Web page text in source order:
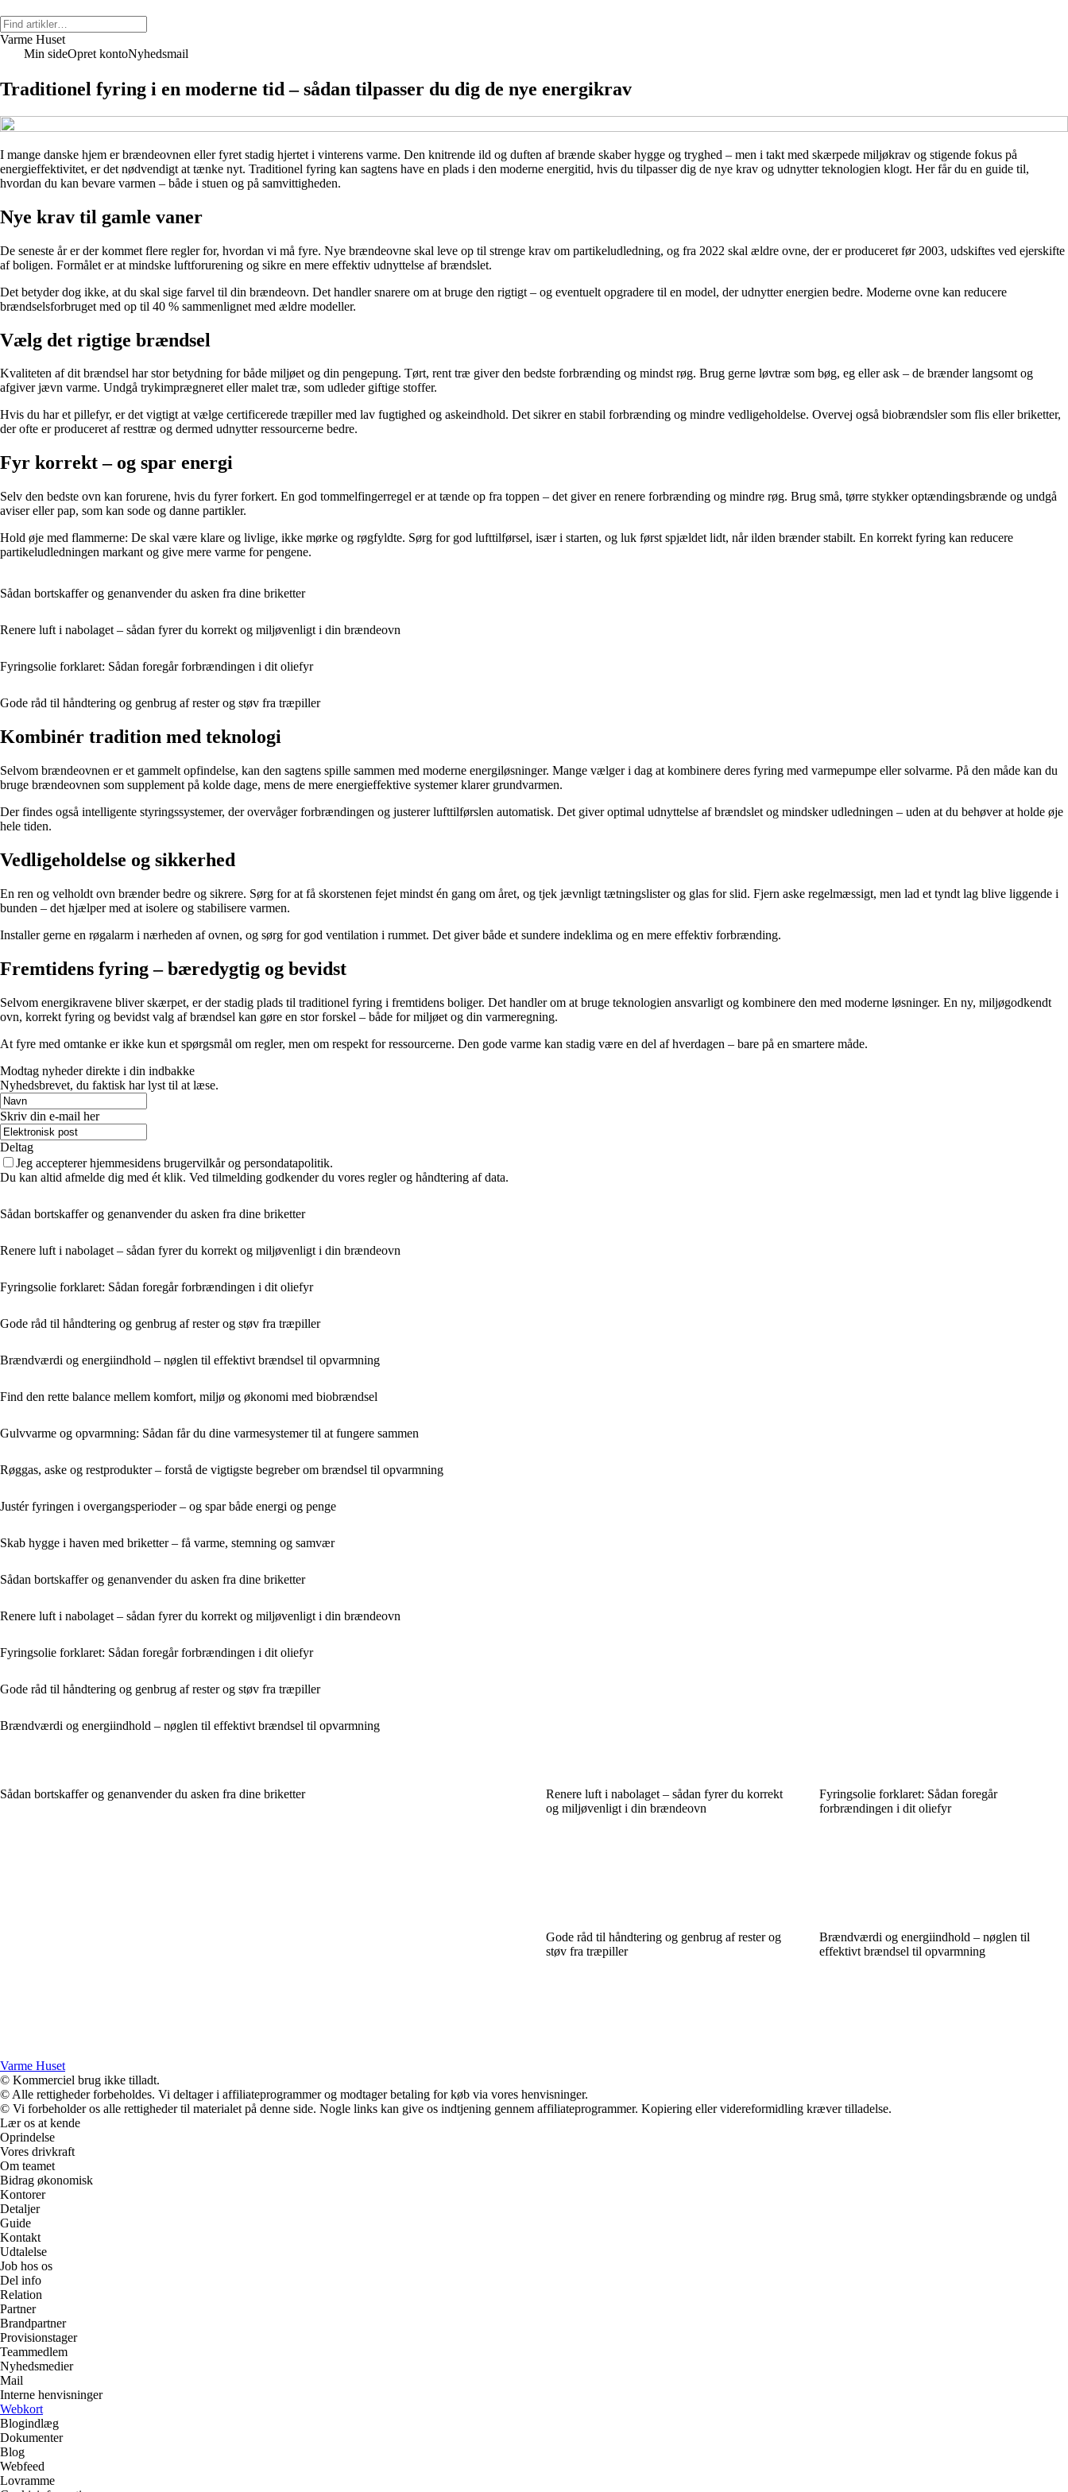
Varme Huset
Min sideOpret kontoNyhedsmail
Traditionel fyring i en moderne tid – sådan tilpasser du dig de nye energikrav
I mange danske hjem er brændeovnen eller fyret stadig hjertet i vinterens varme. Den knitrende ild og duften af brænde skaber hygge og tryghed – men i takt med skærpede miljøkrav og stigende fokus på
energieffektivitet, er det nødvendigt at tænke nyt. Traditionel fyring kan sagtens have en plads i den moderne energitid, hvis du tilpasser dig de nye krav og udnytter teknologien klogt. Her får du en guide til,
hvordan du kan bevare varmen – både i stuen og på samvittigheden.
Nye krav til gamle vaner
De seneste år er der kommet flere regler for, hvordan vi må fyre. Nye brændeovne skal leve op til strenge krav om partikeludledning, og fra 2022 skal ældre ovne, der er produceret før 2003, udskiftes ved ejerskifte
af boligen. Formålet er at mindske luftforurening og sikre en mere effektiv udnyttelse af brændslet.
Det betyder dog ikke, at du skal sige farvel til din brændeovn. Det handler snarere om at bruge den rigtigt – og eventuelt opgradere til en model, der udnytter energien bedre. Moderne ovne kan reducere
brændselsforbruget med op til 40 % sammenlignet med ældre modeller.
Vælg det rigtige brændsel
Kvaliteten af dit brændsel har stor betydning for både miljøet og din pengepung. Tørt, rent træ giver den bedste forbrænding og mindst røg. Brug gerne løvtræ som bøg, eg eller ask – de brænder langsomt og
afgiver jævn varme. Undgå trykimprægneret eller malet træ, som udleder giftige stoffer.
Hvis du har et pillefyr, er det vigtigt at vælge certificerede træpiller med lav fugtighed og askeindhold. Det sikrer en stabil forbrænding og mindre vedligeholdelse. Overvej også biobrændsler som flis eller briketter,
der ofte er produceret af resttræ og dermed udnytter ressourcerne bedre.
Fyr korrekt – og spar energi
Selv den bedste ovn kan forurene, hvis du fyrer forkert. En god tommelfingerregel er at tænde op fra toppen – det giver en renere forbrænding og mindre røg. Brug små, tørre stykker optændingsbrænde og undgå
aviser eller pap, som kan sode og danne partikler.
Hold øje med flammerne: De skal være klare og livlige, ikke mørke og røgfyldte. Sørg for god lufttilførsel, især i starten, og luk først spjældet lidt, når ilden brænder stabilt. En korrekt fyring kan reducere
partikeludledningen markant og give mere varme for pengene.
Sådan bortskaffer og genanvender du asken fra dine briketter
Renere luft i nabolaget – sådan fyrer du korrekt og miljøvenligt i din brændeovn
Fyringsolie forklaret: Sådan foregår forbrændingen i dit oliefyr
Gode råd til håndtering og genbrug af rester og støv fra træpiller
Kombinér tradition med teknologi
Selvom brændeovnen er et gammelt opfindelse, kan den sagtens spille sammen med moderne energiløsninger. Mange vælger i dag at kombinere deres fyring med varmepumpe eller solvarme. På den måde kan du
bruge brændeovnen som supplement på kolde dage, mens de mere energieffektive systemer klarer grundvarmen.
Der findes også intelligente styringssystemer, der overvåger forbrændingen og justerer lufttilførslen automatisk. Det giver optimal udnyttelse af brændslet og mindsker udledningen – uden at du behøver at holde øje
hele tiden.
Vedligeholdelse og sikkerhed
En ren og velholdt ovn brænder bedre og sikrere. Sørg for at få skorstenen fejet mindst én gang om året, og tjek jævnligt tætningslister og glas for slid. Fjern aske regelmæssigt, men lad et tyndt lag blive liggende i
bunden – det hjælper med at isolere og stabilisere varmen.
Installer gerne en røgalarm i nærheden af ovnen, og sørg for god ventilation i rummet. Det giver både et sundere indeklima og en mere effektiv forbrænding.
Fremtidens fyring – bæredygtig og bevidst
Selvom energikravene bliver skærpet, er der stadig plads til traditionel fyring i fremtidens boliger. Det handler om at bruge teknologien ansvarligt og kombinere den med moderne løsninger. En ny, miljøgodkendt
ovn, korrekt fyring og bevidst valg af brændsel kan gøre en stor forskel – både for miljøet og din varmeregning.
At fyre med omtanke er ikke kun et spørgsmål om regler, men om respekt for ressourcerne. Den gode varme kan stadig være en del af hverdagen – bare på en smartere måde.
Modtag nyheder direkte i din indbakke
Nyhedsbrevet, du faktisk har lyst til at læse.
Skriv din e-mail her
Deltag
Jeg accepterer hjemmesidens brugervilkår og persondatapolitik.
Du kan altid afmelde dig med ét klik. Ved tilmelding godkender du vores regler og håndtering af data.
Sådan bortskaffer og genanvender du asken fra dine briketter
Renere luft i nabolaget – sådan fyrer du korrekt og miljøvenligt i din brændeovn
Fyringsolie forklaret: Sådan foregår forbrændingen i dit oliefyr
Gode råd til håndtering og genbrug af rester og støv fra træpiller
Brændværdi og energiindhold – nøglen til effektivt brændsel til opvarmning
Find den rette balance mellem komfort, miljø og økonomi med biobrændsel
Gulvvarme og opvarmning: Sådan får du dine varmesystemer til at fungere sammen
Røggas, aske og restprodukter – forstå de vigtigste begreber om brændsel til opvarmning
Justér fyringen i overgangsperioder – og spar både energi og penge
Skab hygge i haven med briketter – få varme, stemning og samvær
Sådan bortskaffer og genanvender du asken fra dine briketter
Renere luft i nabolaget – sådan fyrer du korrekt og miljøvenligt i din brændeovn
Fyringsolie forklaret: Sådan foregår forbrændingen i dit oliefyr
Gode råd til håndtering og genbrug af rester og støv fra træpiller
Brændværdi og energiindhold – nøglen til effektivt brændsel til opvarmning
Sådan bortskaffer og genanvender du asken fra dine briketter
Renere luft i nabolaget – sådan fyrer du korrekt
og miljøvenligt i din brændeovn
Fyringsolie forklaret: Sådan foregår
forbrændingen i dit oliefyr
Gode råd til håndtering og genbrug af rester og
støv fra træpiller
Brændværdi og energiindhold – nøglen til
effektivt brændsel til opvarmning
Varme Huset
© Kommerciel brug ikke tilladt.
© Alle rettigheder forbeholdes. Vi deltager i affiliateprogrammer og modtager betaling for køb via vores henvisninger.
© Vi forbeholder os alle rettigheder til materialet på denne side. Nogle links kan give os indtjening gennem affiliateprogrammer. Kopiering eller videreformidling kræver tilladelse.
Lær os at kende
Oprindelse
Vores drivkraft
Om teamet
Bidrag økonomisk
Kontorer
Detaljer
Guide
Kontakt
Udtalelse
Job hos os
Del info
Relation
Partner
Brandpartner
Provisionstager
Teammedlem
Nyhedsmedier
Mail
Interne henvisninger
Webkort
Blogindlæg
Dokumenter
Blog
Webfeed
Lovramme